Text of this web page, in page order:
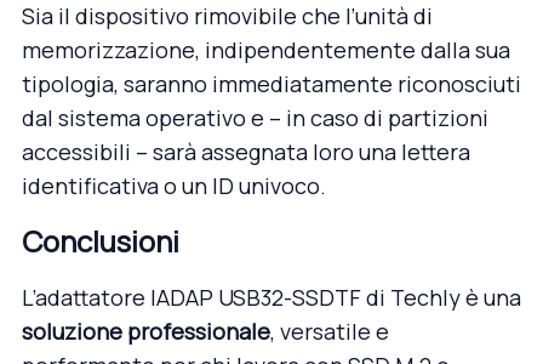
Sia il dispositivo rimovibile che l’unità di
memorizzazione, indipendentemente dalla sua
tipologia, saranno immediatamente riconosciuti
dal sistema operativo e – in caso di partizioni
accessibili – sarà assegnata loro una lettera
identificativa o un ID univoco.
Conclusioni
L’adattatore IADAP USB32-SSDTF di Techlyè una
soluzione professionale, versatile e